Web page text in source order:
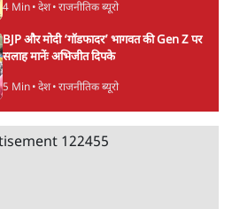
4 Min• देश• राजनीतिक ब्यूरो
BJP और मोदी ‘गॉडफादर’ भागवत की Gen Z पर
सलाह मानेंः अभिजीत दिपके
5 Min• देश• राजनीतिक ब्यूरो
122455